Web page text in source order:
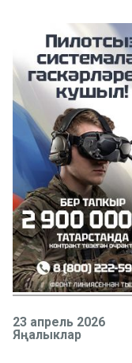
23 апрель 2026
Яңалыклар